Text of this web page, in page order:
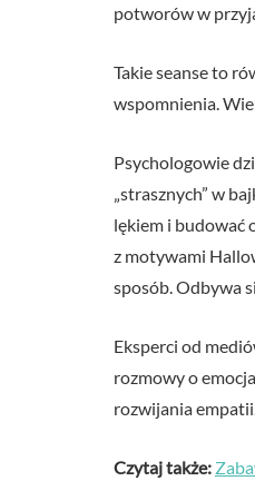
potworów w
Takie seanse to
wspomnienia.
Psychologowie
„strasznych” w
lękiem i budować
z motywami
sposób. Odbywa
Eksperci od
rozmowy o
rozwijania empatii.
Czytaj także: